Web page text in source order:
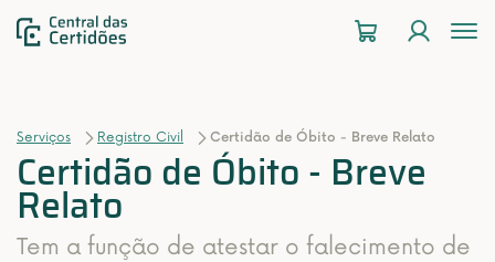
Serviços Registro Civil Certidão de Óbito - Breve Relato
Certidão de Óbito - Breve
Relato
Tem a função de atestar o falecimento de